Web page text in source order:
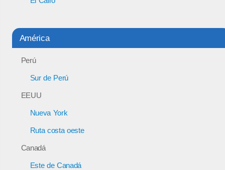
América
Perú
Sur de Perú
EEUU
Nueva York
Ruta costa oeste
Canadá
Este de Canadá